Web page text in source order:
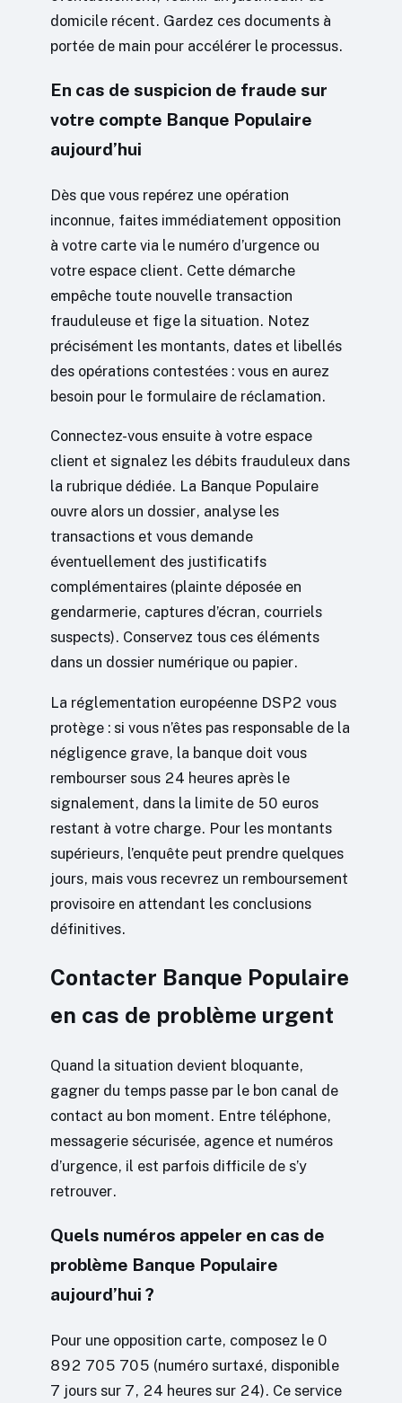
domicile récent. Gardez ces documents à
portée de main pour accélérer le processus.
En cas de suspicion de fraude sur
votre compte Banque Populaire
aujourd’hui
Dès que vous repérez une opération
inconnue, faites immédiatement opposition
à votre carte via le numéro d’urgence ou
votre espace client. Cette démarche
empêche toute nouvelle transaction
frauduleuse et fige la situation. Notez
précisément les montants, dates et libellés
des opérations contestées : vous en aurez
besoin pour le formulaire de réclamation.
Connectez-vous ensuite à votre espace
client et signalez les débits frauduleux dans
la rubrique dédiée. La Banque Populaire
ouvre alors un dossier, analyse les
transactions et vous demande
éventuellement des justificatifs
complémentaires (plainte déposée en
gendarmerie, captures d’écran, courriels
suspects). Conservez tous ces éléments
dans un dossier numérique ou papier.
La réglementation européenne DSP2 vous
protège : si vous n’êtes pas responsable de la
négligence grave, la banque doit vous
rembourser sous 24 heures après le
signalement, dans la limite de 50 euros
restant à votre charge. Pour les montants
supérieurs, l’enquête peut prendre quelques
jours, mais vous recevrez un remboursement
provisoire en attendant les conclusions
définitives.
Contacter Banque Populaire
en cas de problème urgent
Quand la situation devient bloquante,
gagner du temps passe par le bon canal de
contact au bon moment. Entre téléphone,
messagerie sécurisée, agence et numéros
d’urgence, il est parfois difficile de s’y
retrouver.
Quels numéros appeler en cas de
problème Banque Populaire
aujourd’hui ?
Pour une opposition carte, composez le 0
892 705 705 (numéro surtaxé, disponible
7 jours sur 7, 24 heures sur 24). Ce service